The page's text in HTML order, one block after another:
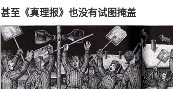
甚至《真理报》也没有试图掩盖